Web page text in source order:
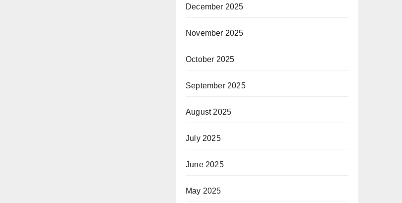
December 2025
November 2025
October 2025
September 2025
August 2025
July 2025
June 2025
May 2025